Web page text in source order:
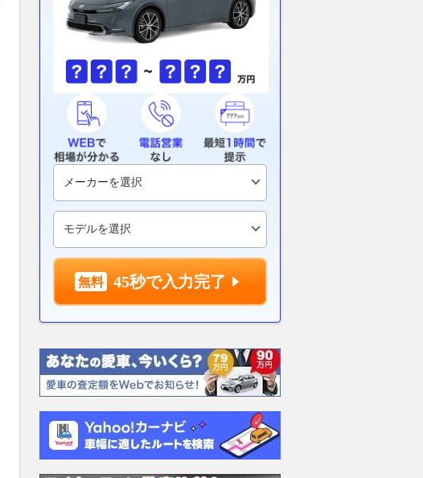
45秒で入力完了